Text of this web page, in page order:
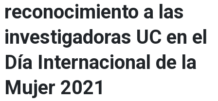
reconocimiento a las
investigadoras UC en el
Día Internacional de la
Mujer 2021